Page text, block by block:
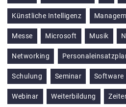
Künstliche Intelligenz
Messe Microsoft Musik
Networking
Schulung Seminar Software
Webinar Weiterbildung